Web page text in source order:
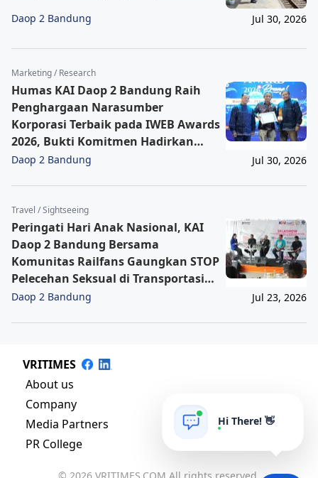
Daop 2 Bandung Jul 30, 2026
Marketing / Research
Humas KAI Daop 2 Bandung Raih
Penghargaan Narasumber
Korporasi Terbaik pada IWEB Awards
2026, Bukti Komitmen Hadirkan
Informasi Cepat, Akurat, dan
Daop 2 Bandung Jul 30, 2026
Travel / Sightseeing
Peringati Hari Anak Nasional, KAI
Daop 2 Bandung Bersama
Komunitas Railfans Gaungkan STOP
Pelecehan Seksual di Transportasi
Publik Kereta Api
Daop 2 Bandung Jul 23, 2026
VRITIMES
About us
Company
Media Partners
PR College
Hi There! 👋